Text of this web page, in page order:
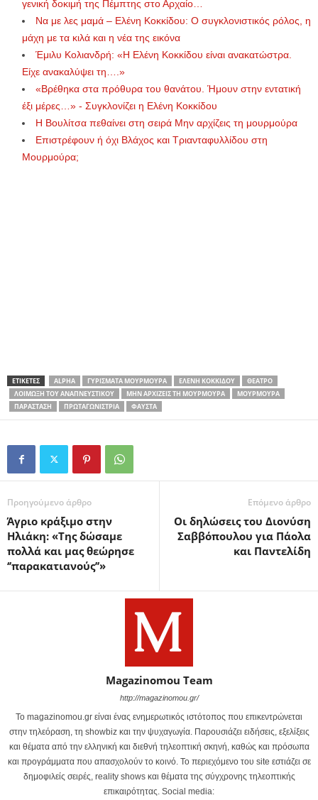
γενική δοκιμή της Πέμπτης στο Αρχαίο…
Να με λες μαμά – Ελένη Κοκκίδου: Ο συγκλονιστικός ρόλος, η
μάχη με τα κιλά και η νέα της εικόνα
Έμιλυ Κολιανδρή: «Η Ελένη Κοκκίδου είναι ανακατώστρα.
Είχε ανακαλύψει τη….»
«Βρέθηκα στα πρόθυρα του θανάτου. Ήμουν στην εντατική
έξι μέρες…» - Συγκλονίζει η Ελένη Κοκκίδου
Η Βουλίτσα πεθαίνει στη σειρά Μην αρχίζεις τη μουρμούρα
Επιστρέφουν ή όχι Βλάχος και Τριανταφυλλίδου στη
Μουρμούρα;
ΕΤΙΚΕΤΕΣ ALPHA ΓΥΡΊΣΜΑΤΑ ΜΟΥΡΜΟΎΡΑ ΕΛΈΝΗ ΚΟΚΚΊΔΟΥ
ΘΈΑΤΡΟ
ΛΟΊΜΩΞΗ ΤΟΥ ΑΝΑΠΝΕΥΣΤΙΚΟΎ
ΜΗΝ ΑΡΧΊΖΕΙΣ ΤΗ ΜΟΥΡΜΟΎΡΑ
ΜΟΥΡΜΟΎΡΑ
ΠΑΡΆΣΤΑΣΗ
ΠΡΩΤΑΓΩΝΊΣΤΡΙΑ ΦΑΎΣΤΑ
Προηγούμενο άρθρο
Άγριο κράξιμο στην
Ηλιάκη: «Της δώσαμε
πολλά και μας θεώρησε
‘’παρακατιανούς’’»
Επόμενο άρθρο
Οι δηλώσεις του Διονύση
Σαββόπουλου για Πάολα
και Παντελίδη
Magazinomou Team
http://magazinomou.gr/
Το magazinomou.gr είναι ένας ενημερωτικός ιστότοπος που επικεντρώνεται
στην τηλεόραση, τη showbiz και την ψυχαγωγία. Παρουσιάζει ειδήσεις, εξελίξεις
και θέματα από την ελληνική και διεθνή τηλεοπτική σκηνή, καθώς και πρόσωπα
και προγράμματα που απασχολούν το κοινό. Το περιεχόμενο του site εστιάζει σε
δημοφιλείς σειρές, reality shows και θέματα της σύγχρονης τηλεοπτικής
επικαιρότητας. Social media: